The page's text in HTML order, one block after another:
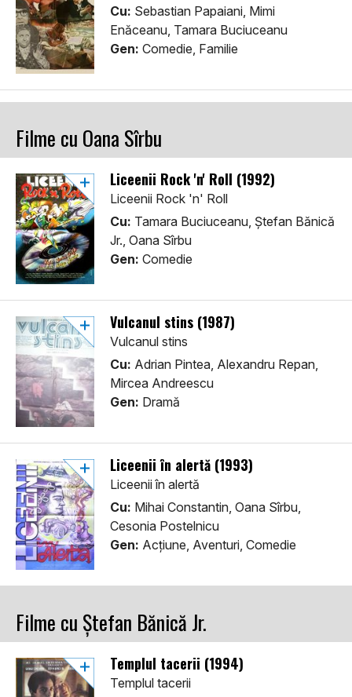
Cu: Sebastian Papaiani, Mimi
Enăceanu, Tamara Buciuceanu
Gen: Comedie, Familie
Filme cu Oana Sîrbu
Liceenii Rock 'n' Roll (1992)
Liceenii Rock 'n' Roll
Cu: Tamara Buciuceanu, Ștefan Bănică
Jr., Oana Sîrbu
Gen: Comedie
Vulcanul stins (1987)
Vulcanul stins
Cu: Adrian Pintea, Alexandru Repan,
Mircea Andreescu
Gen: Dramă
Liceenii în alertă (1993)
Liceenii în alertă
Cu: Mihai Constantin, Oana Sîrbu,
Cesonia Postelnicu
Gen: Acţiune, Aventuri, Comedie
Filme cu Ștefan Bănică Jr.
Templul tacerii (1994)
Templul tacerii